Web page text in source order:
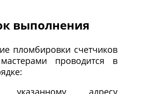
выполнения
пломбировки счетчиков
проводится в
адресу